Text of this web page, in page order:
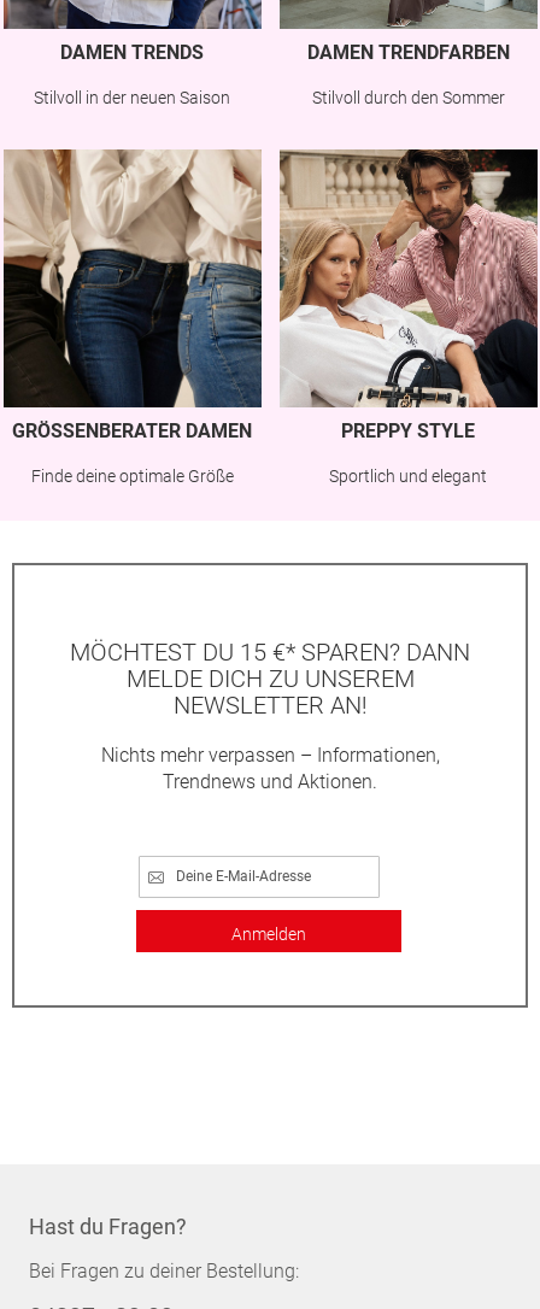
DAMEN TRENDS
Stilvoll in der neuen Saison
DAMEN TRENDFARBEN
Stilvoll durch den Sommer
GRÖSSENBERATER DAMEN
Finde deine optimale Größe
PREPPY STYLE
Sportlich und elegant
MÖCHTEST DU 15 €* SPAREN? DANN
MELDE DICH ZU UNSEREM
NEWSLETTER AN!
Nichts mehr verpassen – Informationen,
Trendnews und Aktionen.
Anmelden
Hast du Fragen?
Bei Fragen zu deiner Bestellung: